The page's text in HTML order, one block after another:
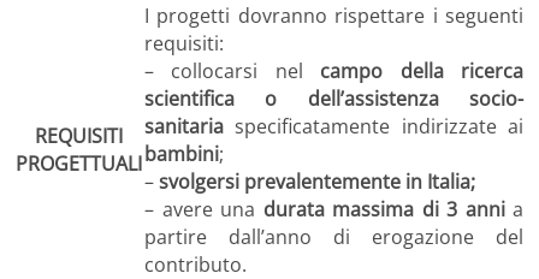
REQUISITI
PROGETTUALI
I progetti dovranno rispettare i seguenti
requisiti:
– collocarsi nel campo della ricerca
scientifica o dell’assistenza socio-
sanitaria specificatamente indirizzate ai
bambini;
–svolgersi prevalentemente in Italia;
– avere una durata massima di 3 annia
partire dall’anno di erogazione del
contributo.